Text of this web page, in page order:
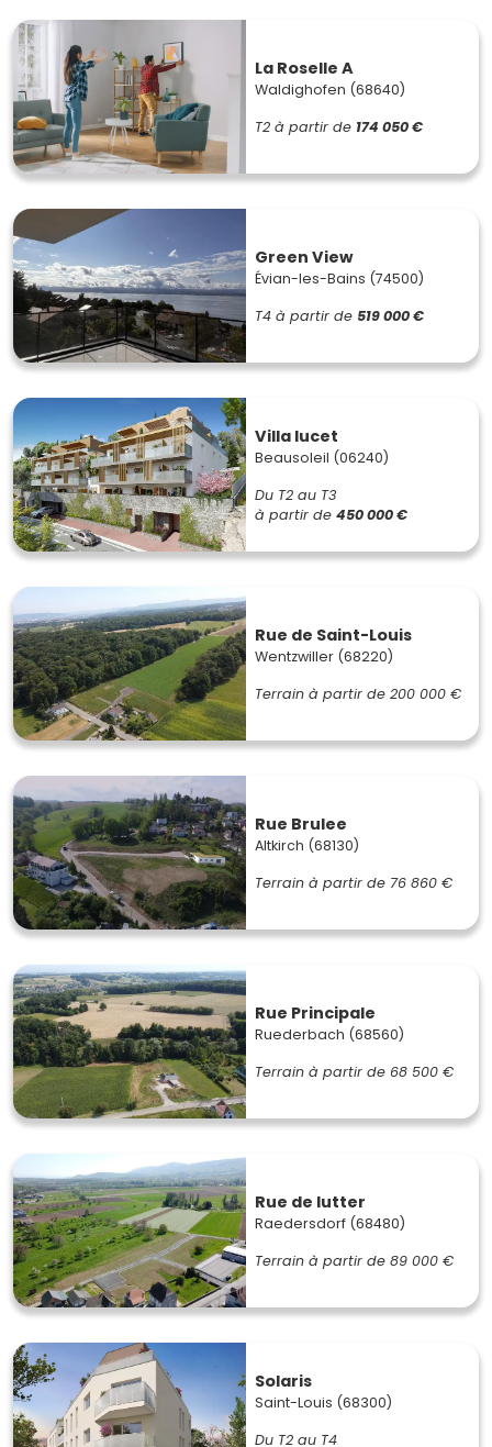
La Roselle A
Waldighofen (68640)
T2 à partir de 174 050 €
Green View
Évian-les-Bains (74500)
T4 à partir de 519 000 €
Villa lucet
Beausoleil (06240)
Du T2 au T3
à partir de 450 000 €
Rue de Saint-Louis
Wentzwiller (68220)
Terrain à partir de 200 000 €
Rue Brulee
Altkirch (68130)
Terrain à partir de 76 860 €
Rue Principale
Ruederbach (68560)
Terrain à partir de 68 500 €
Rue de lutter
Raedersdorf (68480)
Terrain à partir de 89 000 €
Solaris
Saint-Louis (68300)
Du T2 au T4